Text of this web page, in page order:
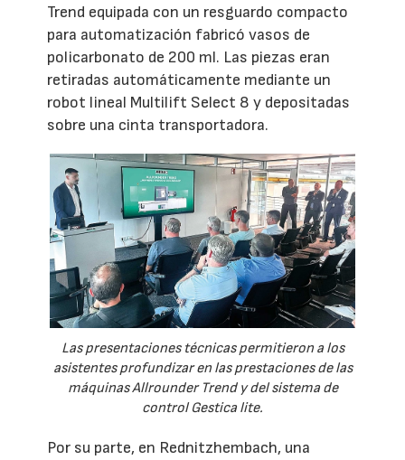
Trend equipada con un resguardo compacto
para automatización fabricó vasos de
policarbonato de 200 ml. Las piezas eran
retiradas automáticamente mediante un
robot lineal Multilift Select 8 y depositadas
sobre una cinta transportadora.
Las presentaciones técnicas permitieron a los
asistentes profundizar en las prestaciones de las
máquinas Allrounder Trend y del sistema de
control Gestica lite.
Por su parte, en Rednitzhembach, una